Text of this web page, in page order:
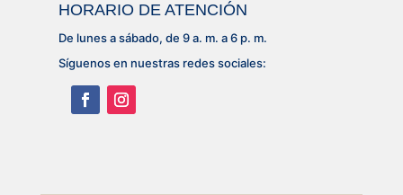
HORARIO DE ATENCIÓN
De lunes a sábado, de 9 a. m. a 6 p. m.
Síguenos en nuestras redes sociales: